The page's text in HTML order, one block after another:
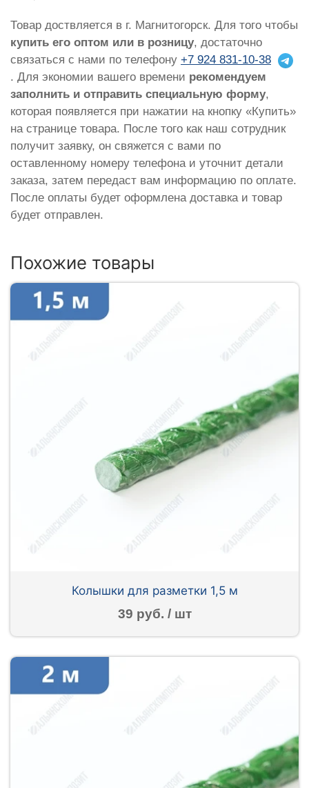
Товар доствляется в г. Магнитогорск. Для того чтобы
купить его оптом или в розницу, достаточно
связаться с нами по телефону +7 924 831-10-38
. Для экономии вашего времени рекомендуем
заполнить и отправить специальную форму,
которая появляется при нажатии на кнопку «Купить»
на странице товара. После того как наш сотрудник
получит заявку, он свяжется с вами по
оставленному номеру телефона и уточнит детали
заказа, затем передаст вам информацию по оплате.
После оплаты будет оформлена доставка и товар
будет отправлен.
Похожие товары
Колышки для разметки 1,5 м
39 руб. / шт